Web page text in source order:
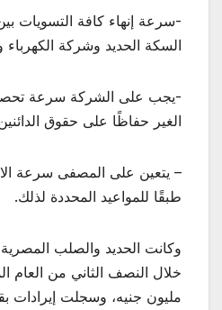
-سرعة إنهاء كافة التسويات
السكة الحديد وشركة الكهرباء
-يجب على الشركة سرعة
الغير حفاظًا على حقوق
– يتعين على المصفى سرعة
طبقًا للمواعيد المحددة لذلك.
وكانت الحديد والصلب